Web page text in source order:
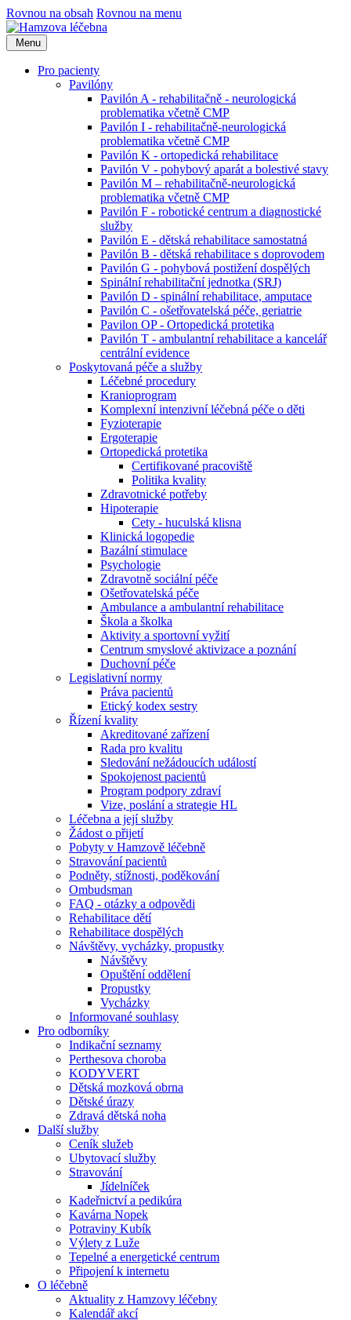
Rovnou na obsah Rovnou na menu
Menu
Pro pacienty
Pavilóny
Pavilón A - rehabilitačně - neurologická
problematika včetně CMP
Pavilón I - rehabilitačně-neurologická
problematika včetně CMP
Pavilón K - ortopedická rehabilitace
Pavilón V - pohybový aparát a bolestivé stavy
Pavilón M – rehabilitačně-neurologická
problematika včetně CMP
Pavilón F - robotické centrum a diagnostické
služby
Pavilón E - dětská rehabilitace samostatná
Pavilón B - dětská rehabilitace s doprovodem
Pavilón G - pohybová postižení dospělých
Spinální rehabilitační jednotka (SRJ)
Pavilón D - spinální rehabilitace, amputace
Pavilón C - ošetřovatelská péče, geriatrie
Pavilon OP - Ortopedická protetika
Pavilón T - ambulantní rehabilitace a kancelář
centrální evidence
Poskytovaná péče a služby
Léčebné procedury
Kranioprogram
Komplexní intenzivní léčebná péče o děti
Fyzioterapie
Ergoterapie
Ortopedická protetika
Certifikované pracoviště
Politika kvality
Zdravotnické potřeby
Hipoterapie
Cety - huculská klisna
Klinická logopedie
Bazální stimulace
Psychologie
Zdravotně sociální péče
Ošetřovatelská péče
Ambulance a ambulantní rehabilitace
Škola a školka
Aktivity a sportovní vyžití
Centrum smyslové aktivizace a poznání
Duchovní péče
Legislativní normy
Práva pacientů
Etický kodex sestry
Řízení kvality
Akreditované zařízení
Rada pro kvalitu
Sledování nežádoucích událostí
Spokojenost pacientů
Program podpory zdraví
Vize, poslání a strategie HL
Léčebna a její služby
Žádost o přijetí
Pobyty v Hamzově léčebně
Stravování pacientů
Podněty, stížnosti, poděkování
Ombudsman
FAQ - otázky a odpovědi
Rehabilitace dětí
Rehabilitace dospělých
Návštěvy, vycházky, propustky
Návštěvy
Opuštění oddělení
Propustky
Vycházky
Informované souhlasy
Pro odborníky
Indikační seznamy
Perthesova choroba
KODYVERT
Dětská mozková obrna
Dětské úrazy
Zdravá dětská noha
Další služby
Ceník služeb
Ubytovací služby
Stravování
Jídelníček
Kadeřnictví a pedikúra
Kavárna Nopek
Potraviny Kubík
Výlety z Luže
Tepelné a energetické centrum
Připojení k internetu
O léčebně
Aktuality z Hamzovy léčebny
Kalendář akcí